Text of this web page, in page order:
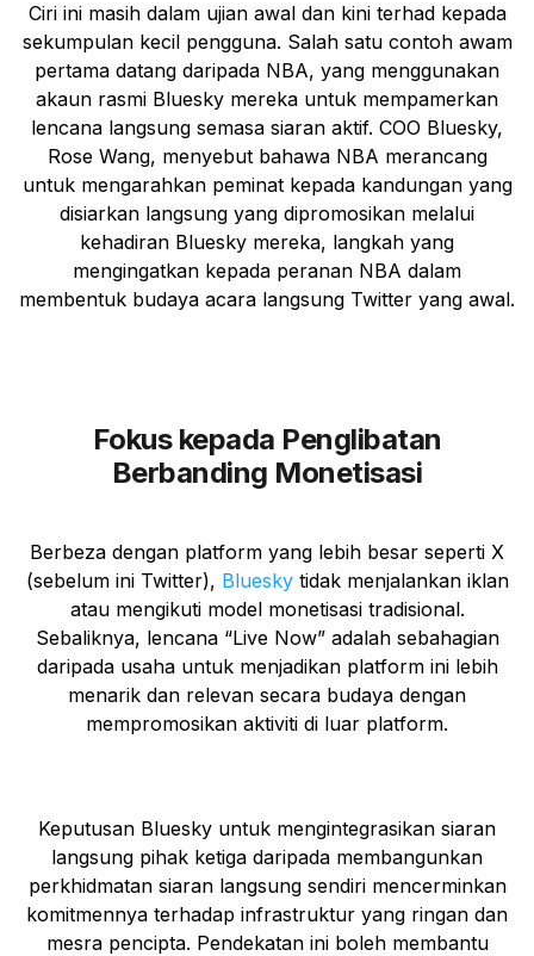
Ciri ini masih dalam ujian awal dan kini terhad kepada
sekumpulan kecil pengguna. Salah satu contoh awam
pertama datang daripada NBA, yang menggunakan
akaun rasmi Bluesky mereka untuk mempamerkan
lencana langsung semasa siaran aktif. COO Bluesky,
Rose Wang, menyebut bahawa NBA merancang
untuk mengarahkan peminat kepada kandungan yang
disiarkan langsung yang dipromosikan melalui
kehadiran Bluesky mereka, langkah yang
mengingatkan kepada peranan NBA dalam
membentuk budaya acara langsung Twitter yang awal.
Fokus kepada Penglibatan
Berbanding Monetisasi
Berbeza dengan platform yang lebih besar seperti X
(sebelum ini Twitter), Blueskytidak menjalankan iklan
atau mengikuti model monetisasi tradisional.
Sebaliknya, lencana “Live Now” adalah sebahagian
daripada usaha untuk menjadikan platform ini lebih
menarik dan relevan secara budaya dengan
mempromosikan aktiviti di luar platform.
Keputusan Bluesky untuk mengintegrasikan siaran
langsung pihak ketiga daripada membangunkan
perkhidmatan siaran langsung sendiri mencerminkan
komitmennya terhadap infrastruktur yang ringan dan
mesra pencipta. Pendekatan ini boleh membantu